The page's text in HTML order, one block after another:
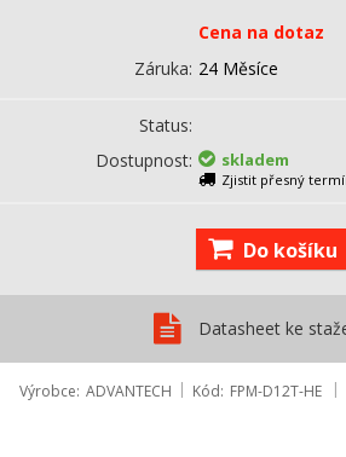
Cena na dotaz
Záruka 24 Měsíce
Status
Dostupnost
skladem
Zjistit přesný
Do košíku
Datasheet ke
Výrobce ADVANTECH Kód FPM-D12T-HE